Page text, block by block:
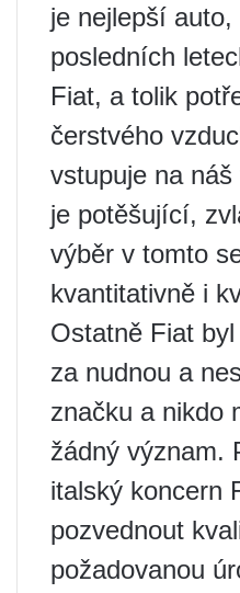
je nejlepší
posledních
Fiat, a tolik
čerstvého
vstupuje na
je potěšující,
výběr v tomto
kvantitativně i
Ostatně Fiat
za nudnou a
značku a nikdo
žádný význam.
italský koncern
pozvednout
požadovanou